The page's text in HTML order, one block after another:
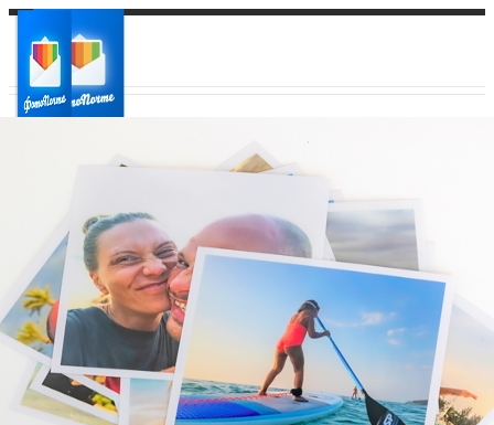
Ваш регион доставки
Выберите из списка: